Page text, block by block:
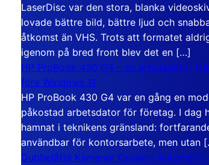
LaserDisc var den stora, blanka
lovade bättre bild, bättre ljud och
åtkomst än VHS. Trots att formatet
igenom på bred front blev det en […]
HP ProBook 430 G4 – en arbetsdator
före Windows 11
HP ProBook 430 G4 var en gång en
påkostad arbetsdator för företag. I dag
hamnat i teknikens gränsland:
användbar för kontorsarbete, men utan
Dubbelåtta Kameran Gevaert Automatic